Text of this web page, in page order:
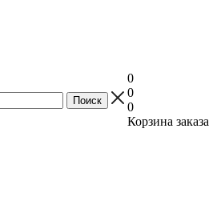
0
0
0
Корзина заказа